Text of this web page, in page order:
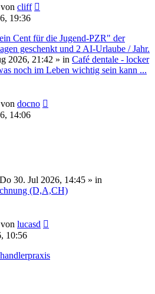
von cliff
19:36
Cent für die Jugend-PZR" der
geschenkt und 2 AI-Urlaube / Jahr.
2026, 21:42 » in Café dentale - locker
noch im Leben wichtig sein kann ...
von docno
14:06
30. Jul 2026, 14:45 » in
(D,A,CH)
von lucasd
10:56